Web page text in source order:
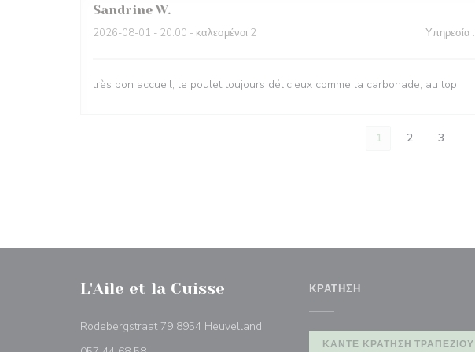
Sandrine W
2026-08-01 - 20:00 - καλεσμένοι 2 Υπηρεσία :
très bon accueil, le poulet toujours délicieux comme la carbonade, au top
1 2 3
L'Aile et la Cuisse
Rodebergstraat 79 8954 Heuvelland
ΚΡΆΤΗΣΗ
ΚΆΝΤΕ ΚΡΆΤΗΣΗ ΤΡΑΠΕΖΙΟΎ